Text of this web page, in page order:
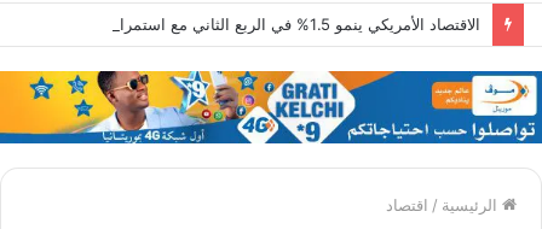
الرئيسية / اقتصاد